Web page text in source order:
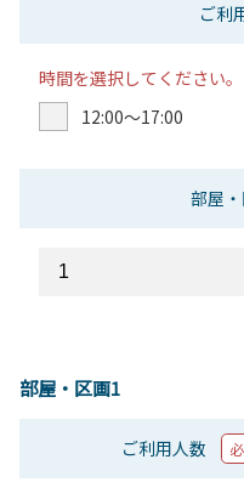
ご利
時間を選択してください。
12:00〜17:00
部屋
部屋・区画1
ご利用人数